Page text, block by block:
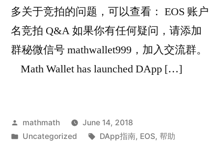
多关于竞拍的问题，可以查看： EOS 账户
名竞拍 Q&A 如果你有任何疑问，请添加
群秘微信号 mathwallet999，加入交流群。
Math Wallet has launched DApp […]
Posted
by
mathmath
June 14, 2018
Posted
Uncategorized Tags:
DApp指南, EOS, 帮助